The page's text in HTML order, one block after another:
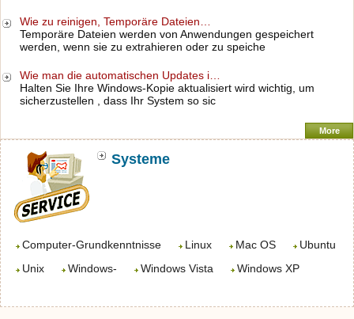
Wie zu reinigen, Temporäre Dateien…
Temporäre Dateien werden von Anwendungen gespeichert
werden, wenn sie zu extrahieren oder zu speiche
Wie man die automatischen Updates i…
Halten Sie Ihre Windows-Kopie aktualisiert wird wichtig, um
sicherzustellen , dass Ihr System so sic
More
Systeme
Computer-Grundkenntnisse Linux Mac OS
Ubuntu
Unix
Windows- Windows Vista Windows XP